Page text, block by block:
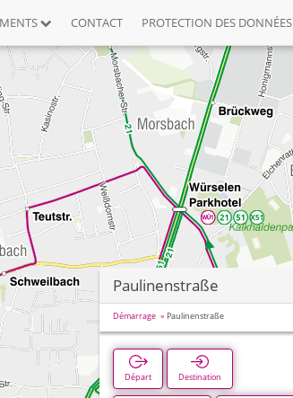
CONTACT PROTECTION DES DONNÉES
Paulinenstraße
Démarrage Paulinenstraße
Départ Destination